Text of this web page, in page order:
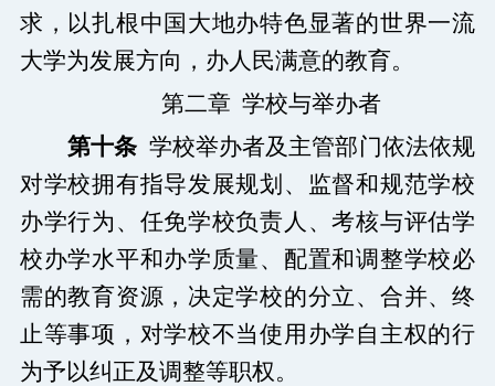
求，以扎根中国大地办特色显著的世界一流
大学为发展方向，办人民满意的教育。
第二章 学校与举办者
第十条 学校举办者及主管部门依法依规
对学校拥有指导发展规划、监督和规范学校
办学行为、任免学校负责人、考核与评估学
校办学水平和办学质量、配置和调整学校必
需的教育资源，决定学校的分立、合并、终
止等事项，对学校不当使用办学自主权的行
为予以纠正及调整等职权。